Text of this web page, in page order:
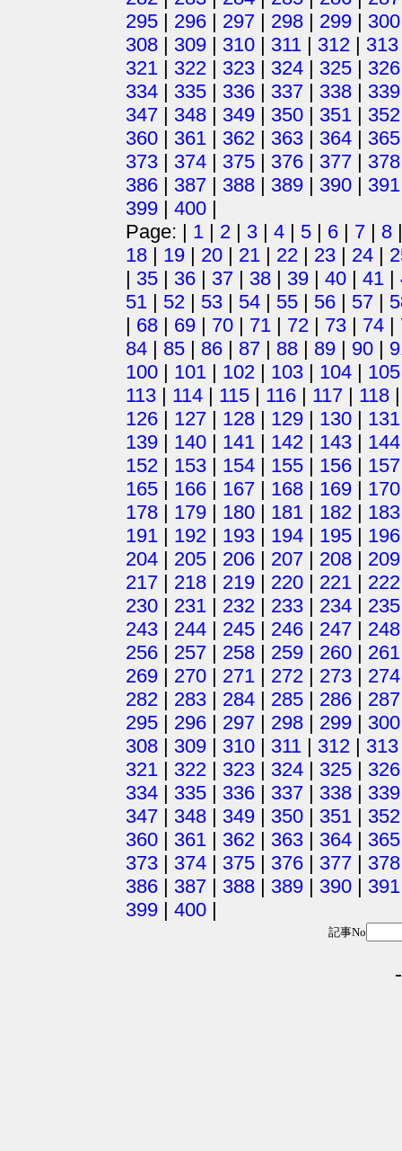
295 | 296 | 297 | 298 | 299 | 300
308 | 309 | 310 | 311 | 312 | 313
321 | 322 | 323 | 324 | 325 | 326
334 | 335 | 336 | 337 | 338 | 339
347 | 348 | 349 | 350 | 351 | 352
360 | 361 | 362 | 363 | 364 | 365
373 | 374 | 375 | 376 | 377 | 378
386 | 387 | 388 | 389 | 390 | 391
399 | 400 |
Page: | 1 | 2 | 3 | 4 | 5 | 6 | 7 | 8
18 | 19 | 20 | 21 | 22 | 23 | 24 |
| 35 | 36 | 37 | 38 | 39 | 40 | 41 |
51 | 52 | 53 | 54 | 55 | 56 | 57 |
| 68 | 69 | 70 | 71 | 72 | 73 | 74 |
84 | 85 | 86 | 87 | 88 | 89 | 90 |
100 | 101 | 102 | 103 | 104 | 105
113 | 114 | 115 | 116 | 117 | 118
126 | 127 | 128 | 129 | 130 | 131
139 | 140 | 141 | 142 | 143 | 144
152 | 153 | 154 | 155 | 156 | 157
165 | 166 | 167 | 168 | 169 | 170
178 | 179 | 180 | 181 | 182 | 183
191 | 192 | 193 | 194 | 195 | 196
204 | 205 | 206 | 207 | 208 | 209
217 | 218 | 219 | 220 | 221 | 222
230 | 231 | 232 | 233 | 234 | 235
243 | 244 | 245 | 246 | 247 | 248
256 | 257 | 258 | 259 | 260 | 261
269 | 270 | 271 | 272 | 273 | 274
282 | 283 | 284 | 285 | 286 | 287
295 | 296 | 297 | 298 | 299 | 300
308 | 309 | 310 | 311 | 312 | 313
321 | 322 | 323 | 324 | 325 | 326
334 | 335 | 336 | 337 | 338 | 339
347 | 348 | 349 | 350 | 351 | 352
360 | 361 | 362 | 363 | 364 | 365
373 | 374 | 375 | 376 | 377 | 378
386 | 387 | 388 | 389 | 390 | 391
399 | 400 |
記事No